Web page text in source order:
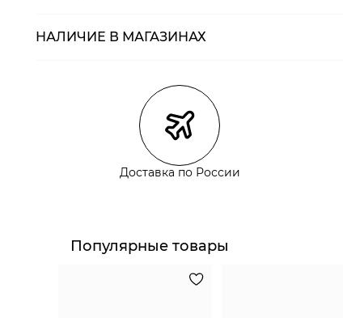
Курьерская доставка СДЭК
Самовывоз из пункта выдачи СДЭК
Самовывоз из наших магазинов
НАЛИЧИЕ В МАГАЗИНАХ
Доставка по России
Популярные товары